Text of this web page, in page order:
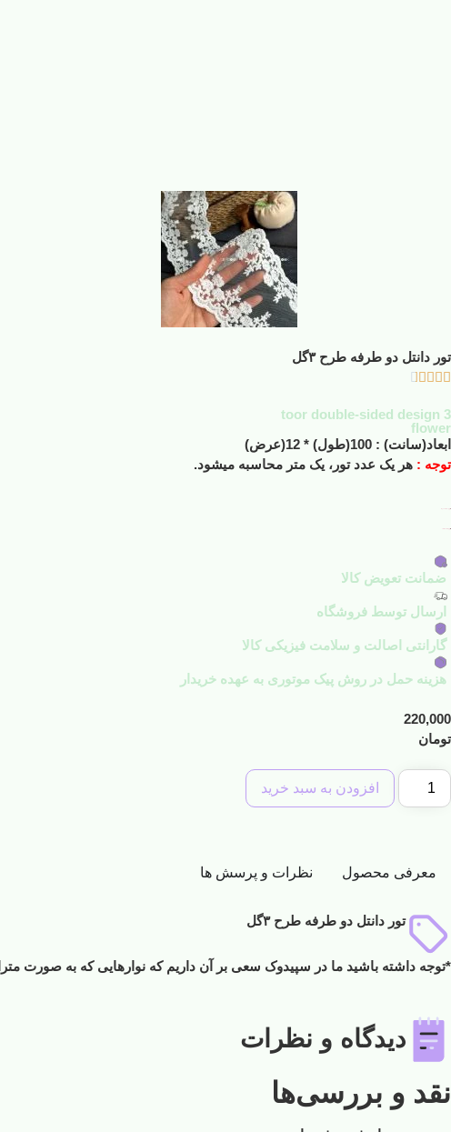
تور دانتل دو طرفه طرح ۳گل





toor double-sided design 3
flower
ابعاد(سانت) : 100(طول) * 12(عرض)
توجه : هر یک عدد تور، یک متر محاسبه میشود.
ضمانت تعویض کالا
ارسال توسط فروشگاه
گارانتی اصالت و سلامت فیزیکی کالا
هزینه حمل در روش پیک موتوری به عهده خریدار
220,000
تومان
افزودن به سبد خرید
معرفی محصول نظرات و پرسش ها
تور دانتل دو طرفه طرح ۳گل
*توجه داشته باشید ما در سپیدوک سعی بر آن داریم که نوارهایی که به صورت
دیدگاه و نظرات
نقد و بررسی‌ها